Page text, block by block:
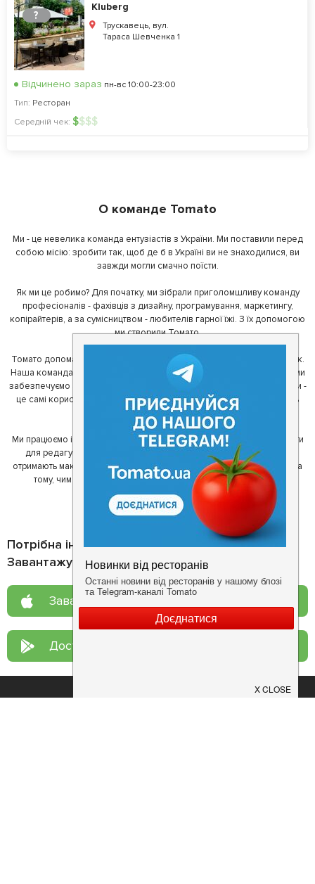
?
Kluberg
Трускавець, вул.
Тараса Шевченка 1
Відчинено зараз пн-вс 10:00-23:00
Тип: Ресторан
Середній чек: $$$$
О команде Tomato
Ми - це невелика команда ентузіастів з України. Ми поставили перед
собою місію: зробити так, щоб де б в Україні ви не знаходилися, ви
завжди могли смачно поїсти.
Як ми це робимо? Для початку, ми зібрали приголомшливу команду
професіоналів - фахівців з дизайну, програмування, маркетингу,
копірайтерів, а за сумісництвом - любителів гарної їжі. З їх допомогою
ми створили Томато.
Томато допомагає своїм користувачам знайти цікаві місця неподалік.
Наша команда регулярно зв'язується з ресторанами - таким чином ми
забезпечуємо актуальність інформації. Друга частина нашої команди -
це самі користувачі, які діляться своїми враженнями і допомагають
один одному у виборі кращих місць.
Ми працюємо і з ресторанами. Для них ми надаємо зручні інструменти
для редагування інформації про себе - в результаті відвідувачі
отримають максимум інформації, а ресторан зможе зосередитися на
тому, чим він любить займатися більше всього - смачній їжі.
Потрібна інформація про заклад?
Завантажуйте додаток!
Завантажте у
Доступно у